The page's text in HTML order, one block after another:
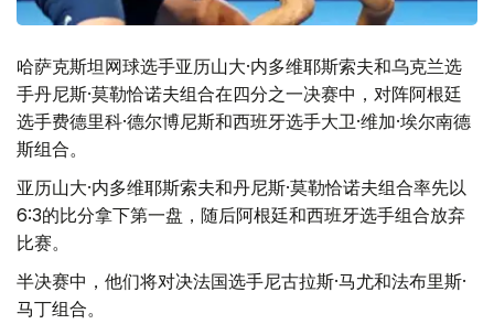
哈萨克斯坦网球选手亚历山大·内多维耶斯索夫和乌克兰选
手丹尼斯·莫勒恰诺夫组合在四分之一决赛中，对阵阿根廷
选手费德里科·德尔博尼斯和西班牙选手大卫·维加·埃尔南德
斯组合。
亚历山大·内多维耶斯索夫和丹尼斯·莫勒恰诺夫组合率先以
6:3的比分拿下第一盘，随后阿根廷和西班牙选手组合放弃
比赛。
半决赛中，他们将对决法国选手尼古拉斯·马尤和法布里斯·
马丁组合。